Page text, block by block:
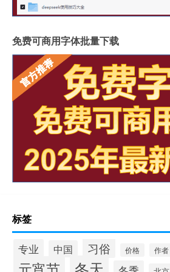
免费可商用字体批量下载
标签
专业 中国 习俗 价格 作者